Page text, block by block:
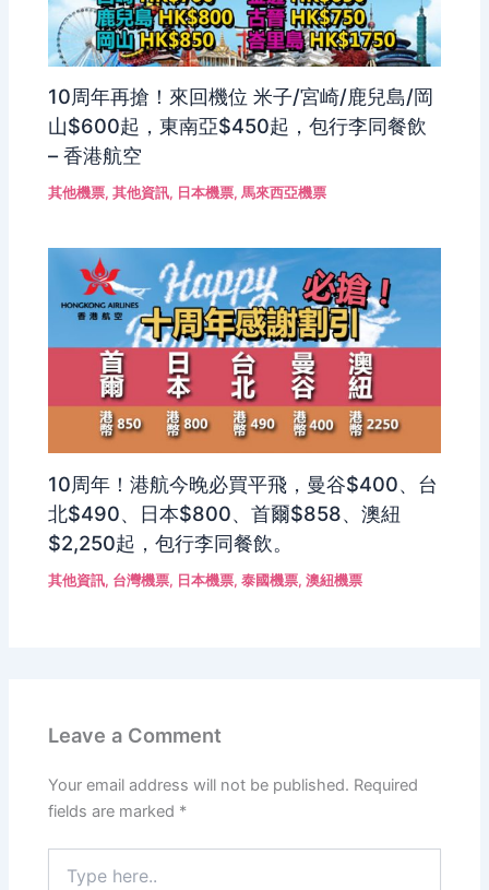
10周年再搶！來回機位 米子/宮崎/鹿兒島/岡
山$600起，東南亞$450起，包行李同餐飲
– 香港航空
其他機票,其他資訊, 日本機票,馬來西亞機票
10周年！港航今晚必買平飛，曼谷$400、台
北$490、日本$800、首爾$858、澳紐
$2,250起，包行李同餐飲。
其他資訊, 台灣機票, 日本機票,泰國機票,澳紐機票
Leave a Comment
Your email address will not be published. Required
fields are marked *
here..